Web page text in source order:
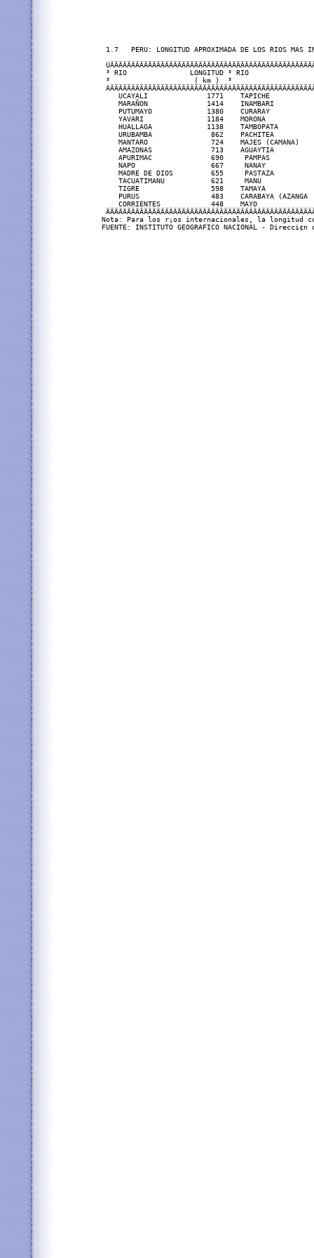
1.7   PERU: LONGITUD APROXIMADA DE LOS RIOS MAS
³ RIO               LONGITUD ³ RIO
³                    ( km )  ³
UCAYALI              1771    TAPICHE
MARAÑON              1414    INAMBARI
PUTUMAYO             1380    CURARAY
YAVARI               1184    MORONA
HUALLAGA             1138    TAMBOPATA
URUBAMBA              862    PACHITEA
MANTARO               724    MAJES (CAMANA)
AMAZONAS              713    AGUAYTIA
APURIMAC              690     PAMPAS
NAPO                  667     NANAY
MADRE DE DIOS         655     PASTAZA
TACUATIMANU           621     MANU
TIGRE                 598    TAMAYA
PURUS                 483    CARABAYA (AZANGA
CORRIENTES            448    MAYO
Nota: Para los r¡os internacionales, la longitud